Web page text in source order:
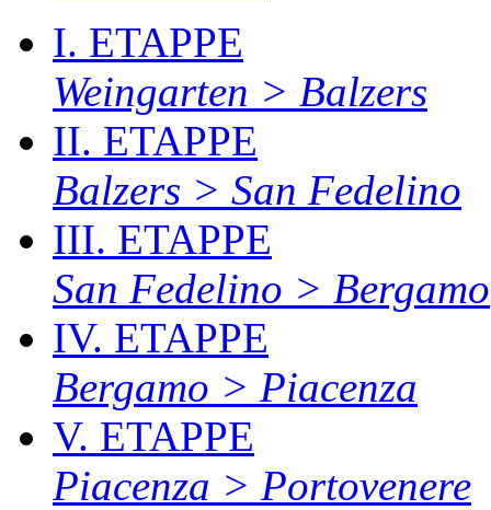
I. ETAPPE
Weingarten > Balzers
II. ETAPPE
Balzers > San Fedelino
III. ETAPPE
San Fedelino > Bergamo
IV. ETAPPE
Bergamo > Piacenza
V. ETAPPE
Piacenza > Portovenere